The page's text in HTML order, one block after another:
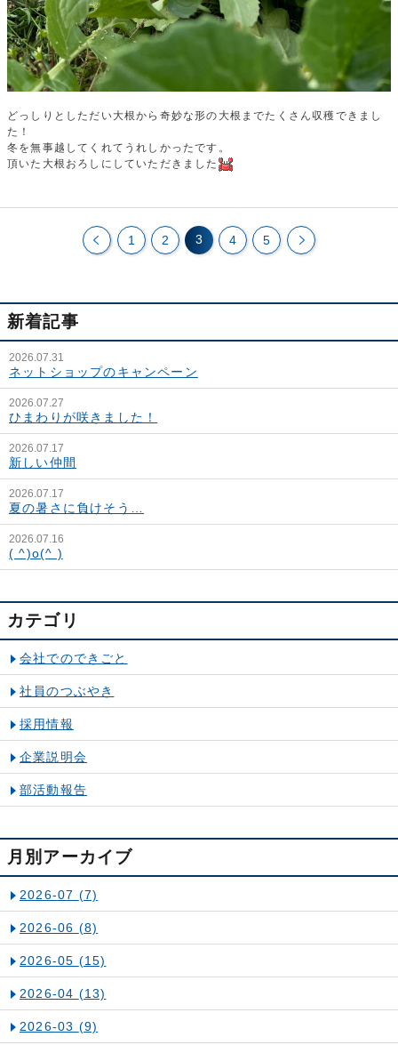
どっしりとしただい大根から奇妙な形の大根までたくさん収穫できまし
た！
冬を無事越してくれてうれしかったです。
頂いた大根おろしにしていただきました
1 2 3 4 5
新着記事
2026.07.31
ネットショップのキャンペーン
2026.07.27
ひまわりが咲きました！
2026.07.17
新しい仲間
2026.07.17
夏の暑さに負けそう…
2026.07.16
( ^)o(^ )
カテゴリ
会社でのできごと
社員のつぶやき
採用情報
企業説明会
部活動報告
月別アーカイブ
2026-07 (7)
2026-06 (8)
2026-05 (15)
2026-04 (13)
2026-03 (9)